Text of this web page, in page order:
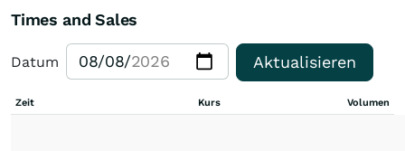
Times and Sales
Datum Aktualisieren
Zeit Kurs Volumen